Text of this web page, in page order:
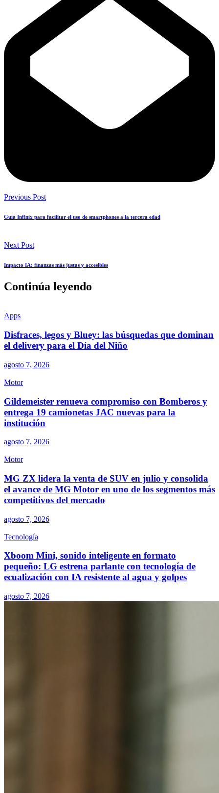
Previous Post
Guía Infinix para facilitar el uso de smartphones a la tercera edad
Next Post
Impacto IA: finanzas más justas y accesibles
Continúa leyendo
Apps
Disfraces, legos y Bluey: las búsquedas que dominan
el delivery para el Día del Niño
agosto 7, 2026
Motor
Gildemeister renueva compromiso con Bomberos y
entrega 19 camionetas JAC nuevas para la
institución
agosto 7, 2026
Motor
MG ZX lidera la venta de SUV en julio y consolida
el avance de MG Motor en uno de los segmentos más
competitivos del mercado
agosto 7, 2026
Tecnología
Xboom Mini, sonido inteligente en formato
pequeño: LG estrena parlante con tecnología de
ecualización con IA resistente al agua y golpes
agosto 7, 2026